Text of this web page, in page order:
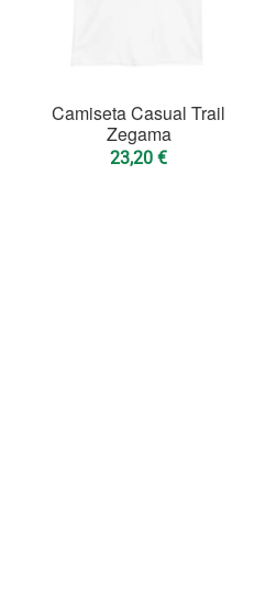
Camiseta Casual Trail
Zegama
23,20 €